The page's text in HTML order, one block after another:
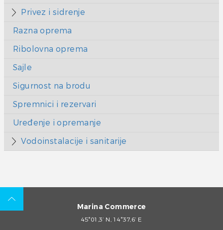
Privez i sidrenje
Razna oprema
Ribolovna oprema
Sajle
Sigurnost na brodu
Spremnici i rezervari
Uređenje i opremanje
Vodoinstalacije i sanitarije
Marina Commerce
45°01,3’ N, 14°37,6’ E